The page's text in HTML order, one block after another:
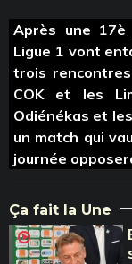
Après une 17è
Ligue 1 vont
trois
COK et les
Odiénékas et
un match qui
journée
Ça fait la Une